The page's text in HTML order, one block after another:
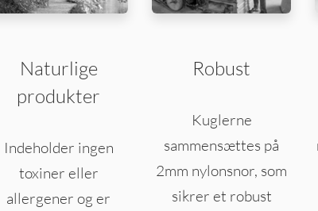
Naturlige
produkter
Indeholder ingen
toxiner eller
allergener og er
Robust
Kuglerne
sammensættes på
2mm nylonsnor, som
sikrer et robust